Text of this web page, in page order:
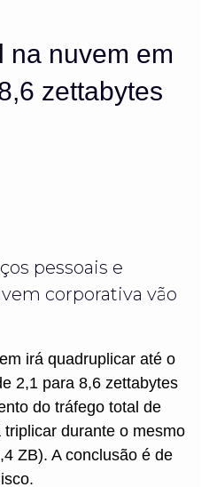
na nuvem em
zettabytes
pessoais e
corporativa vão
irá quadruplicar até o
2,1 para 8,6 zettabytes
do tráfego total de
durante o mesmo
ZB). A conclusão é de